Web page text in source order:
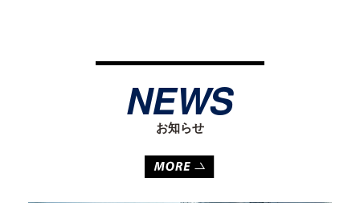
NEWS
お知らせ